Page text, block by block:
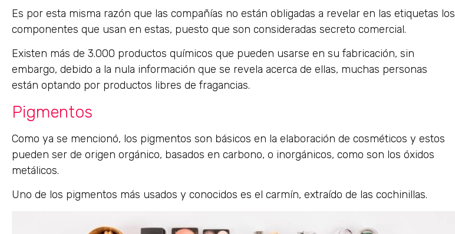
Es por esta misma razón que las compañías no están obligadas a revelar en las etiquetas los
componentes que usan en estas, puesto que son consideradas secreto comercial.
Existen más de 3.000 productos químicos que pueden usarse en su fabricación, sin
embargo, debido a la nula información que se revela acerca de ellas, muchas personas
están optando por productos libres de fragancias.
Pigmentos
Como ya se mencionó, los pigmentos son básicos en la elaboración de cosméticos y estos
pueden ser de origen orgánico, basados en carbono, o inorgánicos, como son los óxidos
metálicos.
Uno de los pigmentos más usados y conocidos es el carmín, extraído de las cochinillas.